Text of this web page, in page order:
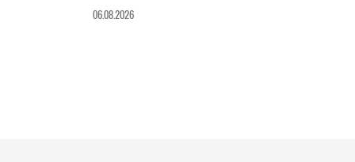
06.08.2026